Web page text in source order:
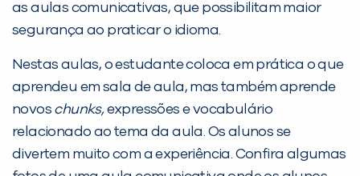
as aulas comunicativas, que possibilitam maior
segurança ao praticar o idioma.
Nestas aulas, o estudante coloca em prática o que
aprendeu em sala de aula, mas também aprende
novos chunks,expressões e vocabulário
relacionado ao tema da aula. Os alunos se
divertem muito com a experiência. Confira algumas
Desculpe!
inFlux nesta cidade ou bairro que
você digitou.